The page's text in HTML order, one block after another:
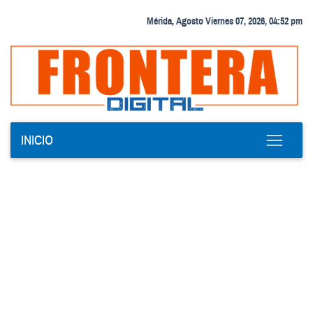
Mérida, Agosto Viernes 07, 2026, 04:52 pm
INICIO